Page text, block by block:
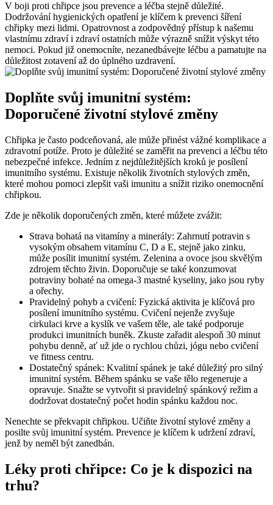
V boji proti chřipce jsou prevence a léčba stejně důležité.
Dodržování hygienických opatření je klíčem k prevenci šíření
chřipky mezi lidmi. Opatrovnost a zodpovědný přístup k našemu
vlastnímu zdraví i zdraví ostatních může výrazně snížit výskyt této
nemoci. Pokud již onemocníte, nezanedbávejte léčbu a pamatujte na
důležitost zotavení až do úplného uzdravení.
Doplňte svůj imunitní systém:
Doporučené životní stylové změny
Chřipka je často podceňovaná, ale může přinést vážné komplikace a
zdravotní potíže. Proto je důležité se zaměřit na prevenci a léčbu této
nebezpečné infekce. Jedním z nejdůležitějších kroků je posílení
imunitního systému. Existuje několik životních stylových změn,
které mohou pomoci zlepšit vaši imunitu a snížit riziko onemocnění
chřipkou.
Zde je několik doporučených změn, které můžete zvážit:
Strava bohatá na vitamíny a minerály: Zahrnutí potravin s
vysokým obsahem vitamínu C, D a E, stejně jako zinku,
může posílit imunitní systém. Zelenina a ovoce jsou skvělým
zdrojem těchto živin. Doporučuje se také konzumovat
potraviny bohaté na omega-3 mastné kyseliny, jako jsou ryby
a ořechy.
Pravidelný pohyb a cvičení: Fyzická aktivita je klíčová pro
posílení imunitního systému. Cvičení nejenže zvyšuje
cirkulaci krve a kyslík ve vašem těle, ale také podporuje
produkci imunitních buněk. Zkuste zařadit alespoň 30 minut
pohybu denně, ať už jde o rychlou chůzi, jógu nebo cvičení
ve fitness centru.
Dostatečný spánek: Kvalitní spánek je také důležitý pro silný
imunitní systém. Během spánku se vaše tělo regeneruje a
opravuje. Snažte se vytvořit si pravidelný spánkový režim a
dodržovat dostatečný počet hodin spánku každou noc.
Nenechte se překvapit chřipkou. Učiňte životní stylové změny a
posilte svůj imunitní systém. Prevence je klíčem k udržení zdraví,
jenž by neměl být zanedbán.
Léky proti chřipce: Co je k dispozici na
trhu?